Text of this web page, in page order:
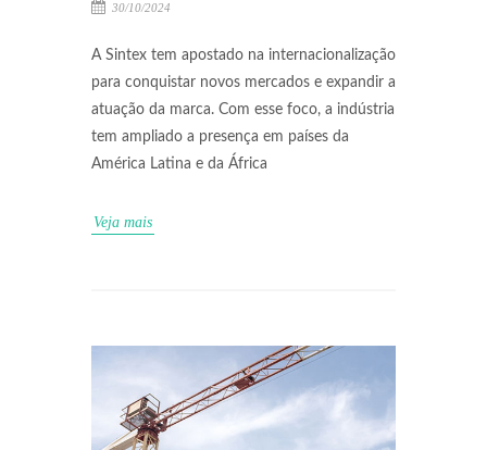
30/10/2024
A Sintex tem apostado na internacionalização
para conquistar novos mercados e expandir a
atuação da marca. Com esse foco, a indústria
tem ampliado a presença em países da
América Latina e da África
Veja mais